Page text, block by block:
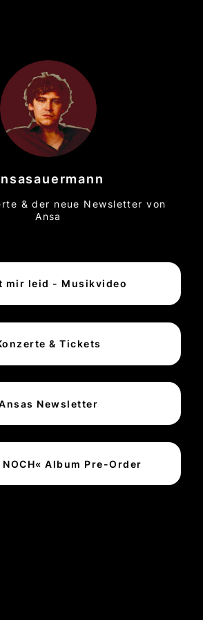
& der neue Newsletter von
Ansa
mir leid - Musikvideo
& Tickets
Newsletter
NOCH« Album Pre-Order